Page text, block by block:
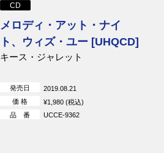
CD
メロディ・アット・ナイ
ト、ウィズ・ユー [UHQCD]
キース・ジャレット
発売日
2019.08.21
価 格
¥1,980 (税込)
品 番
UCCE-9362